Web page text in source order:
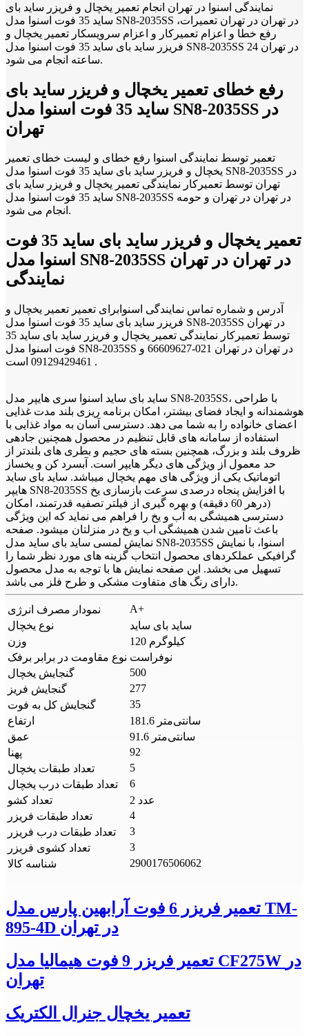
نمایندگی اسنوا در تهران انجام تعمیر یخچال و فریزر ساید بای
ساید 35 فوت اسنوا مدل SN8-2035SS در تهران در تهران تعمیرات،
رفع خطا و اعزام تعمیرکار و اعزام سرویسکار تعمیر یخچال و
فریزر ساید بای ساید 35 فوت اسنوا مدل SN8-2035SS در تهران 24
ساعته انجام می شود.
رفع خطای تعمیر یخچال و فریزر ساید بای
ساید 35 فوت اسنوا مدل SN8-2035SS در
تهران
تعمیر توسط نمایندگی اسنوا رفع خطای و لیست خطای تعمیر
یخچال و فریزر ساید بای ساید 35 فوت اسنوا مدل SN8-2035SS در
تهران توسط تعمیرکار نمایندگی تعمیر یخچال و فریزر ساید بای
ساید 35 فوت اسنوا مدل SN8-2035SS در تهران در تهران و حومه
انجام می شود.
تعمیر یخچال و فریزر ساید بای ساید 35 فوت
اسنوا مدل SN8-2035SS در تهران در تهران
نمایندگی
آدرس و شماره تماس نمایندگی اسنوابرای تعمیر تعمیر یخچال و
فریزر ساید بای ساید 35 فوت اسنوا مدل SN8-2035SS در تهران
توسط تعمیرکار نمایندگی تعمیر یخچال و فریزر ساید بای ساید 35
فوت اسنوا مدل SN8-2035SS در تهران در تهران 021-66609627 و
09129429461 است .
ساید بای ساید اسنوا سری هایپر مدل SN8-2035SS، با طراحی
هوشمندانه و ایجاد فضای بیشتر، امکان برنامه ریزی بلند مدت غذایی
اعضای خانواده را به شما می دهد. دسترسی آسان به مواد غذایی با
استفاده از سامانه های قابل تنظیم در محصول همچنین جادهی
ظروف بلند و بزرگ، همچنین بسته های حجیم و بطری های بلندتر از
حد معمول از ویژگی های دیگر هایپر است. آبسرد کن و یخساز
اتوماتیک یکی از ویژگی های مهم یخچال میباشد. ساید بای ساید
هایپر SN8-2035SS با افزایش پنجاه درصدی سرعت بازسازی یخ
(درهر 60 دقیقه) و بهره گیری از فیلتر تصفیه قدرتمند، امکان
دسترسی همیشگی به آب و یخ را فراهم می نماید که این ویژگی
باعث تامین شدن همیشگی اب و یخ در منزلتان میشود. صفحه
نمایش لمسی ساید بای ساید مدل SN8-2035SS اسنوا، با نمایش
گرافیکی عملکردهای محصول انتخاب گزینه های مورد نظر شما را
تسهیل می بخشد. این صفحه نمایش ها با توجه به مدل محصول
دارای رنگ های متفاوت مشکی و طرح فلز می باشد.
نمودار مصرف انرژی
A+
نوع یخچال
ساید بای ساید
وزن
120 کیلوگرم
نوع مقاومت در برابر برفک نوفراست
گنجایش یخچال
500
گنجایش فریز
277
گنجایش کل به فوت
35
ارتفاع
181.6 سانتی‌متر
عمق
91.6 سانتی‌متر
پهنا
92
تعداد طبقات یخچال
5
تعداد طبقات درب یخچال
6
تعداد کشو
2 عدد
تعداد طبقات فریزر
4
تعداد طبقات درب فریزر
3
تعداد کشوی فریزر
3
شناسه کالا
2900176506062
تعمیر فریزر 6 فوت آرابهین پارس مدل TM-
895-4D در تهران
تعمیر فریزر 9 فوت هیمالیا مدل CF275W در
تهران
تعمیر یخچال جنرال الکتریک